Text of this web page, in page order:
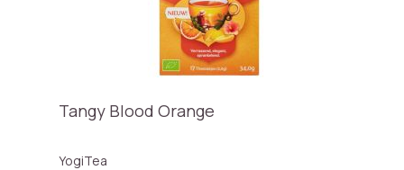
Tangy Blood Orange
YogiTea